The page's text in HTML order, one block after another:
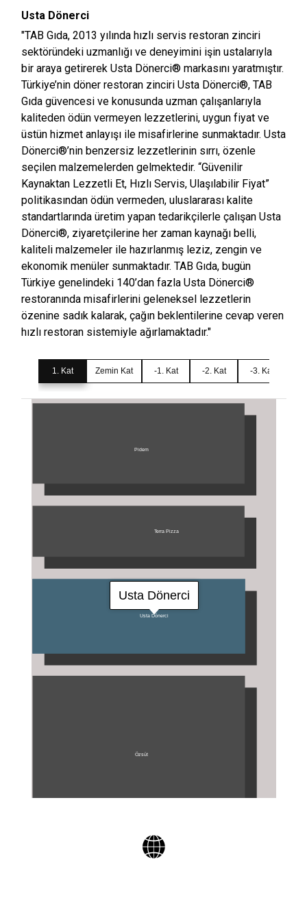
Usta Dönerci
"TAB Gıda, 2013 yılında hızlı servis restoran zinciri
sektöründeki uzmanlığı ve deneyimini işin ustalarıyla
bir araya getirerek Usta Dönerci® markasını yaratmıştır.
Türkiye’nin döner restoran zinciri Usta Dönerci®, TAB
Gıda güvencesi ve konusunda uzman çalışanlarıyla
kaliteden ödün vermeyen lezzetlerini, uygun fiyat ve
üstün hizmet anlayışı ile misafirlerine sunmaktadır. Usta
Dönerci®’nin benzersiz lezzetlerinin sırrı, özenle
seçilen malzemelerden gelmektedir. “Güvenilir
Kaynaktan Lezzetli Et, Hızlı Servis, Ulaşılabilir Fiyat”
politikasından ödün vermeden, uluslararası kalite
standartlarında üretim yapan tedarikçilerle çalışan Usta
Dönerci®, ziyaretçilerine her zaman kaynağı belli,
kaliteli malzemeler ile hazırlanmış leziz, zengin ve
ekonomik menüler sunmaktadır. TAB Gıda, bugün
Türkiye genelindeki 140’dan fazla Usta Dönerci®
restoranında misafirlerini geleneksel lezzetlerin
özenine sadık kalarak, çağın beklentilerine cevap veren
hızlı restoran sistemiyle ağırlamaktadır."